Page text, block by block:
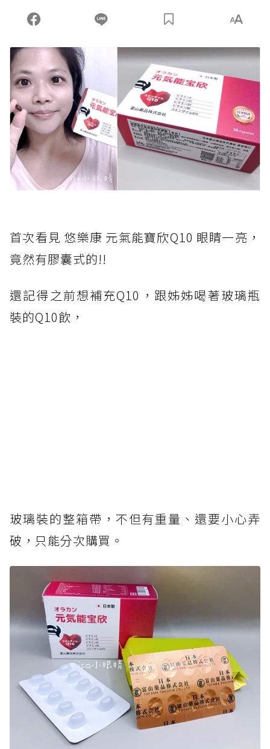
首次看見 悠樂康 元氣能寶欣Q10 眼睛一亮，
竟然有膠囊式的!!
還記得之前想補充Q10，跟姊姊喝著玻璃瓶
裝的Q10飲，
玻璃裝的整箱帶，不但有重量、還要小心弄
破，只能分次購買。